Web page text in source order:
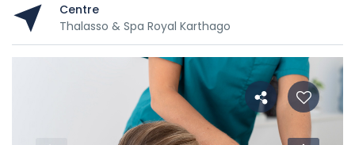
Centre
Thalasso & Spa Royal Karthago